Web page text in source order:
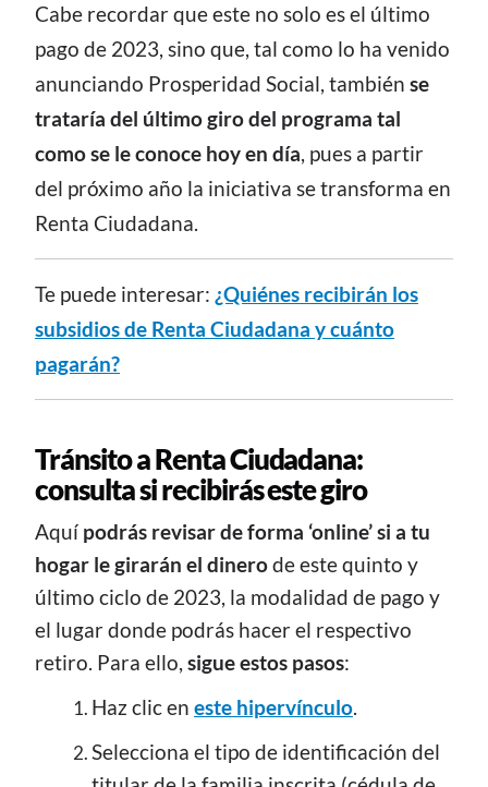
Cabe recordar que este no solo es el último
pago de 2023, sino que, tal como lo ha venido
anunciando Prosperidad Social, también se
trataría del último giro del programa tal
como se le conoce hoy en día, pues a partir
del próximo año la iniciativa se transforma en
Renta Ciudadana.
Te puede interesar: ¿Quiénes recibirán los
subsidios de Renta Ciudadana y cuánto
pagarán?
Tránsito a Renta Ciudadana:
consulta si recibirás este giro
Aquí podrás revisar de forma ‘online’ si a tu
hogar le girarán el dinerode este quinto y
último ciclo de 2023, la modalidad de pago y
el lugar donde podrás hacer el respectivo
retiro. Para ello, sigue estos pasos:
Haz clic en este hipervínculo.
Selecciona el tipo de identificación del